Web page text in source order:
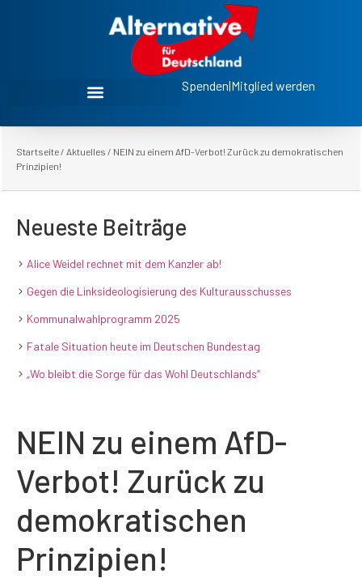
Spenden|Mitglied werden
Startseite / Aktuelles / NEIN zu einem AfD-Verbot! Zurück zu demokratischen
Prinzipien!
Neueste Beiträge
Alice Weidel rechnet mit dem Kanzler ab!
Gegen die Linksideologisierung des Kulturausschusses
Kommunalwahlprogramm 2025
Fatale Situation heute im Deutschen Bundestag
„Wo bleibt die Sorge für das Wohl Deutschlands“
NEIN zu einem AfD-
Verbot! Zurück zu
demokratischen
Prinzipien!